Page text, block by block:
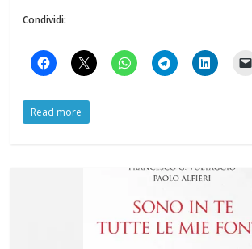
Condividi:
Read more